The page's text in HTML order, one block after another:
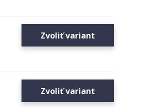
Zvoliť variant
Zvoliť variant